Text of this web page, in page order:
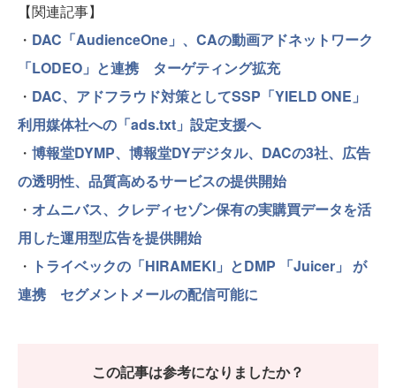
【関連記事】
・ DAC「AudienceOne」、CAの動画アドネットワーク
「LODEO」と連携 ターゲティング拡充
・ DAC、アドフラウド対策としてSSP「YIELD ONE」
利用媒体社への「ads.txt」設定支援へ
・ 博報堂DYMP、博報堂DYデジタル、DACの3社、広告
の透明性、品質高めるサービスの提供開始
・ オムニバス、クレディセゾン保有の実購買データを活
用した運用型広告を提供開始
・ トライベックの「HIRAMEKI」とDMP 「Juicer」 が
連携 セグメントメールの配信可能に
この記事は参考になりましたか？